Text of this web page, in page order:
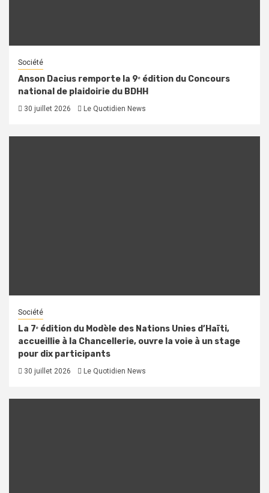
Société
Anson Dacius remporte la 9ᵉ édition du Concours
national de plaidoirie du BDHH
30 juillet 2026 Le Quotidien News
Société
La 7ᵉ édition du Modèle des Nations Unies d’Haïti,
accueillie à la Chancellerie, ouvre la voie à un stage
pour dix participants
30 juillet 2026 Le Quotidien News